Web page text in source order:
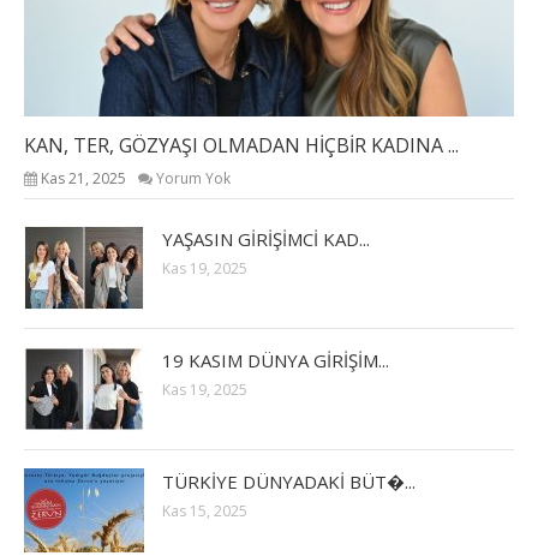
KAN, TER, GÖZYAŞI OLMADAN HİÇBİR KADINA ...
Kas 21, 2025 Yorum Yok
YAŞASIN GİRİŞİMCİ KAD...
Kas 19, 2025
19 KASIM DÜNYA GİRİŞİM...
Kas 19, 2025
TÜRKİYE DÜNYADAKİ BÜT�...
Kas 15, 2025